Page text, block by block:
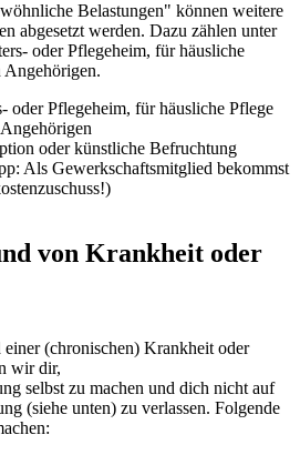
Belastungen" können weitere
abgesetzt werden. Dazu zählen unter
oder Pflegeheim, für häusliche
Angehörigen.
oder Pflegeheim, für häusliche Pflege
oder künstliche Befruchtung
Als Gewerkschaftsmitglied bekommst
von Krankheit oder
(chronischen) Krankheit oder
wir dir,
selbst zu machen und dich nicht auf
(siehe unten) zu verlassen. Folgende